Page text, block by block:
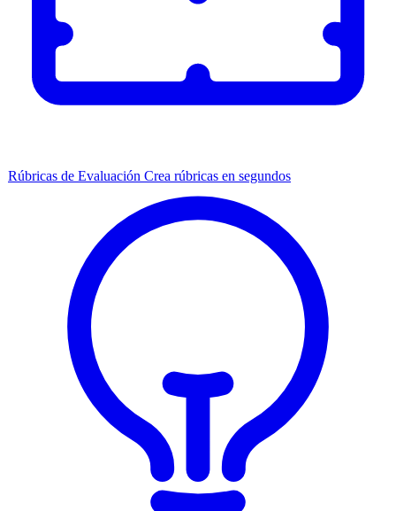
Rúbricas de Evaluación Crea rúbricas en segundos